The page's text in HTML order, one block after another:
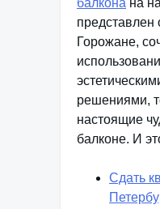
балкона на
представлен
Горожане,
решениями,
настоящие
балконе. И
Сдать